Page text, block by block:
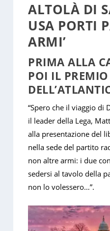
ALTOLÀ DI
USA PORTI
ARMI’
PRIMA ALLA
POI IL PREMIO
“Spero che il viaggio di
il leader della Lega,
alla presentazione del
nella sede del partito
non altre armi: i due
sedersi al tavolo della
non lo volessero…”.